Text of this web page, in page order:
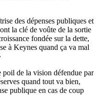
des dépenses publiques et
la clé de voûte de la sortie
fondée sur la dette,
à Keynes quand ça va mal
poil de la vision défendue par
quand tout va bien,
publique en cas de coup